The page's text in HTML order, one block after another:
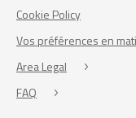
Cookie Policy
Vos préférences en
Area Legal
FAQ